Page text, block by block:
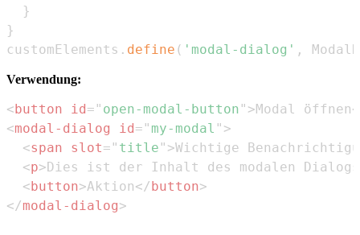
}
}
customElements . define ( 'modal-dialog' ,
Verwendung:
<button id= " open-modal-button " >Modal öffnen
<modal-dialog id= " my-modal " >
<span slot= " title " >Wichtige
<p>Dies ist der Inhalt des modalen
<button>Aktion</button>
</modal-dialog>